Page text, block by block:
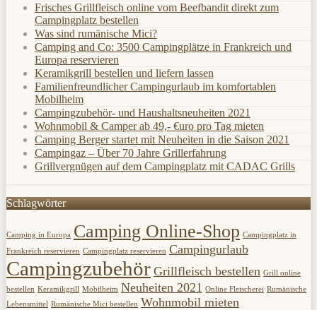
Frisches Grillfleisch online vom Beefbandit direkt zum
Campingplatz bestellen
Was sind rumänische Mici?
Camping and Co: 3500 Campingplätze in Frankreich und
Europa reservieren
Keramikgrill bestellen und liefern lassen
Familienfreundlicher Campingurlaub im komfortablen
Mobilheim
Campingzubehör- und Haushaltsneuheiten 2021
Wohnmobil & Camper ab 49,- €uro pro Tag mieten
Camping Berger startet mit Neuheiten in die Saison 2021
Campingaz – Über 70 Jahre Grillerfahrung
Grillvergnügen auf dem Campingplatz mit CADAC Grills
Schlagwörter
Camping in Europa Camping Online-Shop Campingplatz in
Frankreich reservieren Campingplatz reservieren Campingurlaub
Campingzubehör Grillfleisch bestellen Grill online
bestellen Keramikgrill Mobilheim Neuheiten 2021 Online Fleischerei Rumänische
Lebensmittel Rumänische Mici bestellen Wohnmobil mieten